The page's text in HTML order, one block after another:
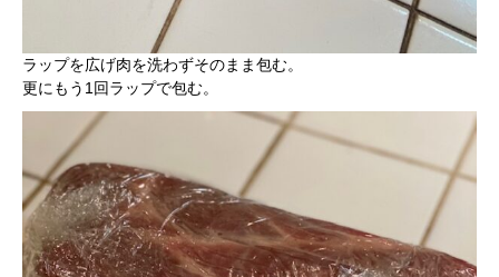
ラップを広げ肉を洗わずそのまま包む。
更にもう1回ラップで包む。